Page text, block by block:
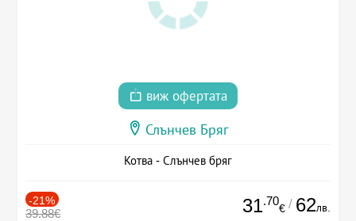
виж офертата
Слънчев Бряг
Котва - Слънчев бряг
-21%
39.88€ 31.70
€ / 62лв.